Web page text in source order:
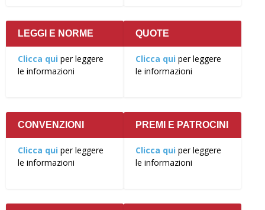
LEGGI E NORME
Clicca qui per leggere
le informazioni
QUOTE
Clicca qui per leggere
le informazioni
CONVENZIONI
Clicca qui per leggere
le informazioni
PREMI E PATROCINI
Clicca qui per leggere
le informazioni